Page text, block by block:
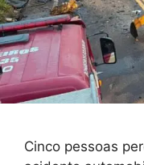
Cinco pessoas